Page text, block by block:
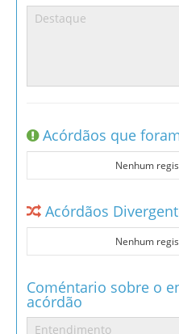
Acórdãos que
Nenhum
Acórdãos
Nenhum
Coméntario sobre o
acórdão